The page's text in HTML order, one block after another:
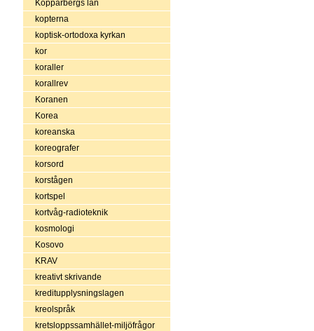
Kopparbergs län
kopterna
koptisk-ortodoxa kyrkan
kor
koraller
korallrev
Koranen
Korea
koreanska
koreografer
korsord
korstågen
kortspel
kortvåg-radioteknik
kosmologi
Kosovo
KRAV
kreativt skrivande
kreditupplysningslagen
kreolspråk
kretsloppssamhället-miljöfrågor